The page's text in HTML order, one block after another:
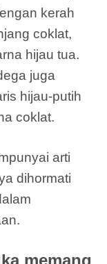
kerah
coklat,
hijau tua.
juga
hijau-putih
coklat.
arti
dihormati
memang